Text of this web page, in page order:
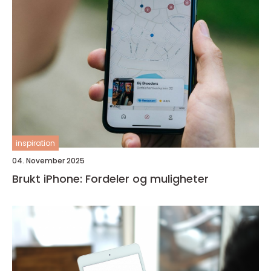
inspiration
04. November 2025
Brukt iPhone: Fordeler og muligheter